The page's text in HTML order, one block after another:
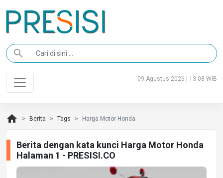
search
09 Agustus 2026 | 13:08 WIB
home Berita Tags Harga Motor Honda
Berita dengan kata kunci Harga Motor Honda
Halaman 1 - PRESISI.CO